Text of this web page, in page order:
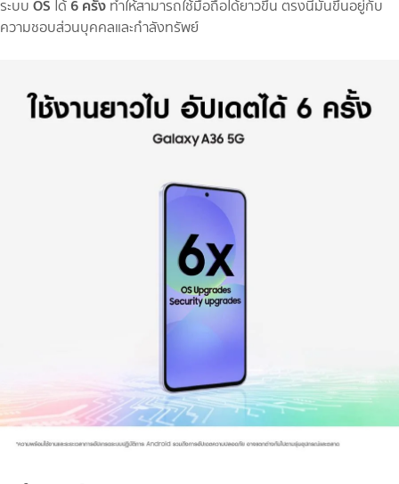
ระบบ OS ได้6 ครั้ง ทำให้สามารถใช้มือถือได้ยาวขึ้น ตรงนี้มันขึ้นอยู่กับ
ความชอบส่วนบุคคลและกำลังทรัพย์